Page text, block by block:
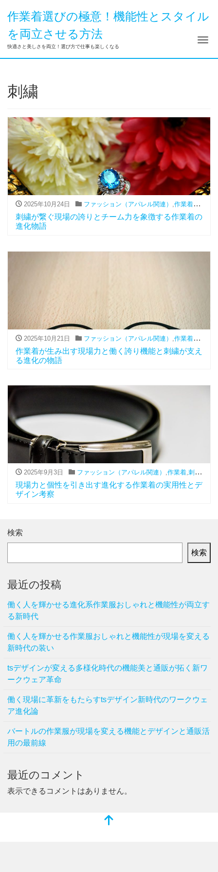
作業着選びの極意！機能性とスタイル
を両立させる方法
快適さと美しさを両立！選び方で仕事も楽しくなる ナ
刺繍
2025年10月24日 ファッション（アパレル関連） ,作業着,刺繍
刺繍が繋ぐ現場の誇りとチーム力を象徴する作業着の
進化物語
2025年10月21日 ファッション（アパレル関連） 作業着,刺繍
作業着が生み出す現場力と働く誇り機能と刺繍が支え
る進化の物語
2025年9月3日 ファッション（アパレル関連） ,作業着,刺繍
現場力と個性を引き出す進化する作業着の実用性とデ
ザイン考察
検索
検索
最近の投稿
働く人を輝かせる進化系作業服おしゃれと機能性が両立す
る新時代
働く人を輝かせる作業服おしゃれと機能性が現場を変える
新時代の装い
tsデザインが変える多様化時代の機能美と通販が拓く新ワ
ークウェア革命
働く現場に革新をもたらすtsデザイン新時代のワークウェ
ア進化論
バートルの作業服が現場を変える機能とデザインと通販活
用の最前線
最近のコメント
表示できるコメントはありません。